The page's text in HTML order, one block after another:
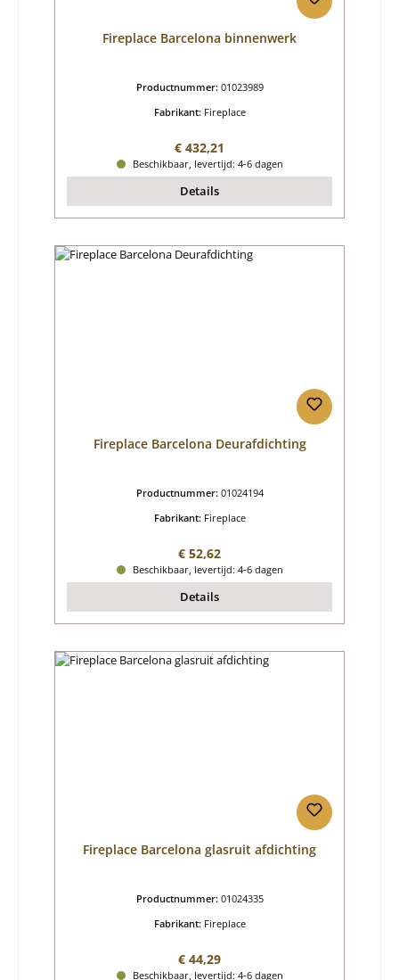
Fireplace Barcelona binnenwerk
Productnummer: 01023989
Fabrikant: Fireplace
Normale prijs:
€ 432,21
Beschikbaar, levertijd: 4-6 dagen
Details
Fireplace Barcelona Deurafdichting
Productnummer: 01024194
Fabrikant: Fireplace
Normale prijs:
€ 52,62
Beschikbaar, levertijd: 4-6 dagen
Details
Fireplace Barcelona glasruit afdichting
Productnummer: 01024335
Fabrikant: Fireplace
Normale prijs:
€ 44,29
Beschikbaar, levertijd: 4-6 dagen